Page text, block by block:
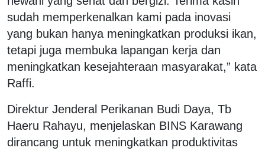
sudah memperkenalkan kami pada inovasi
yang bukan hanya meningkatkan produksi ikan,
tetapi juga membuka lapangan kerja dan
meningkatkan kesejahteraan masyarakat,” kata
Raffi.
Direktur Jenderal Perikanan Budi Daya, Tb
Haeru Rahayu, menjelaskan BINS Karawang
dirancang untuk meningkatkan produktivitas